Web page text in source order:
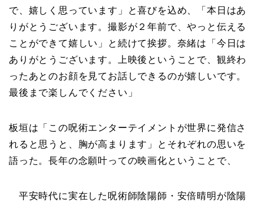
で、嬉しく思っています」と喜びを込め、「本日はあ
りがとうございます。撮影が２年前で、やっと伝える
ことができて嬉しい」と続けて挨拶。奈緒は「今日は
ありがとうございます。上映後ということで、観終わ
ったあとのお顔を見てお話しできるのが嬉しいです。
最後まで楽しんでください」
板垣は「この呪術エンターテイメントが世界に発信さ
れると思うと、胸が高まります」とそれぞれの思いを
語った。長年の念願叶っての映画化ということで、
平安時代に実在した呪術師陰陽師・安倍晴明が陰陽